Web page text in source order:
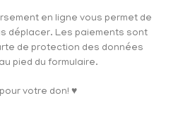
en ligne vous permet de
déplacer. Les paiements sont
de protection des données
pied du formulaire.
votre don! ♥